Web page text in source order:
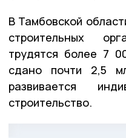
В Тамбовской
строительных
трудятся более 7
сдано почти 2,5
развивается
строительство.